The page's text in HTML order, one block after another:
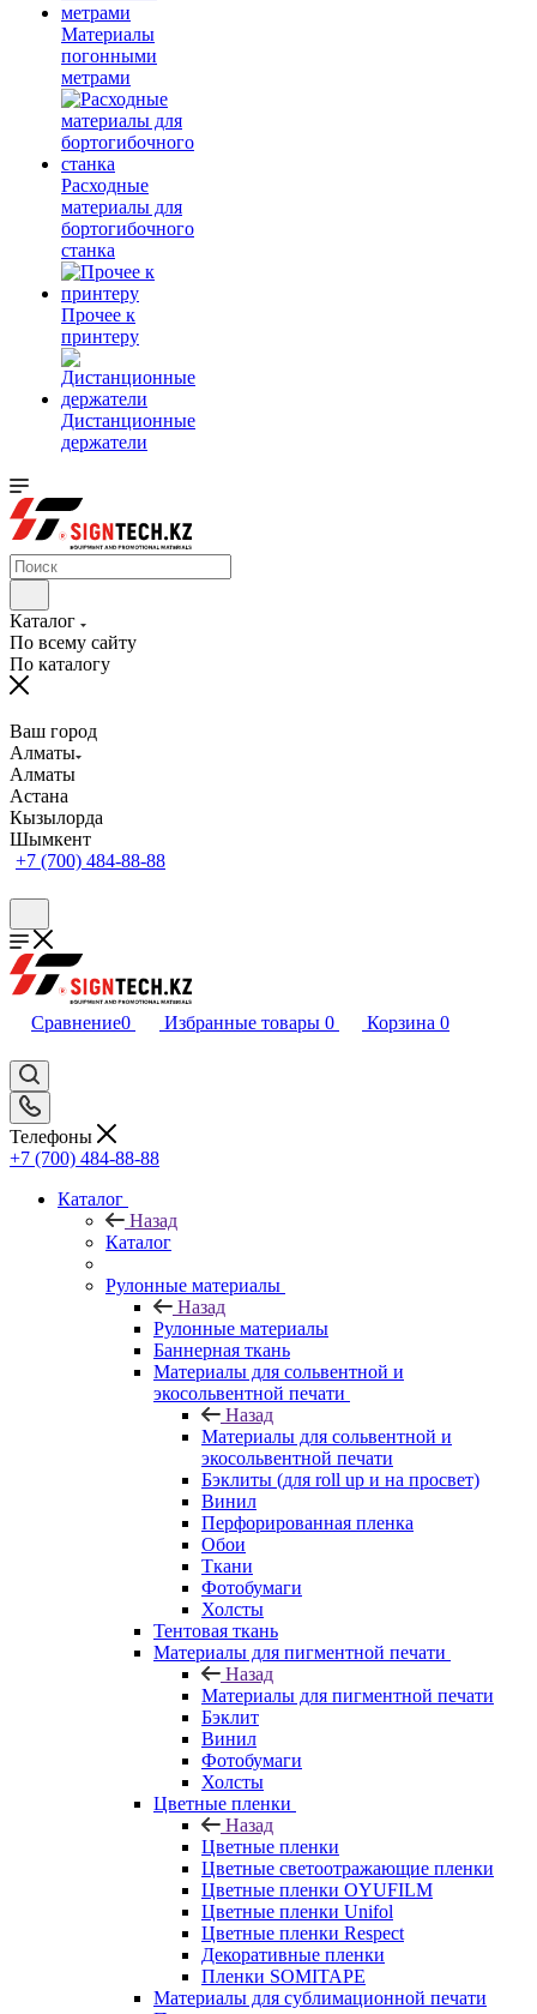
Материалы
погонными
метрами
Расходные
материалы для
бортогибочного
станка
Прочее к
принтеру
Дистанционные
держатели
Каталог
По всему сайту
По каталогу
Ваш город
Алматы
Алматы
Астана
Кызылорда
Шымкент
+7 (700) 484-88-88
Сравнение0 Избранные товары 0 Корзина 0
Телефоны
+7 (700) 484-88-88
Каталог
Назад
Каталог
Рулонные материалы
Назад
Рулонные материалы
Баннерная ткань
Материалы для сольвентной и
экосольвентной печати
Назад
Материалы для сольвентной и
экосольвентной печати
Бэклиты (для roll up и на просвет)
Винил
Перфорированная пленка
Обои
Ткани
Фотобумаги
Холсты
Тентовая ткань
Материалы для пигментной печати
Назад
Материалы для пигментной печати
Бэклит
Винил
Фотобумаги
Холсты
Цветные пленки
Назад
Цветные пленки
Цветные светоотражающие пленки
Цветные пленки OYUFILM
Цветные пленки Unifol
Цветные пленки Respect
Декоративные пленки
Пленки SOMITAPE
Материалы для сублимационной печати